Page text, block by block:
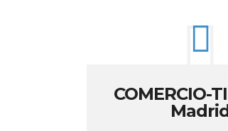
COMERCIO-